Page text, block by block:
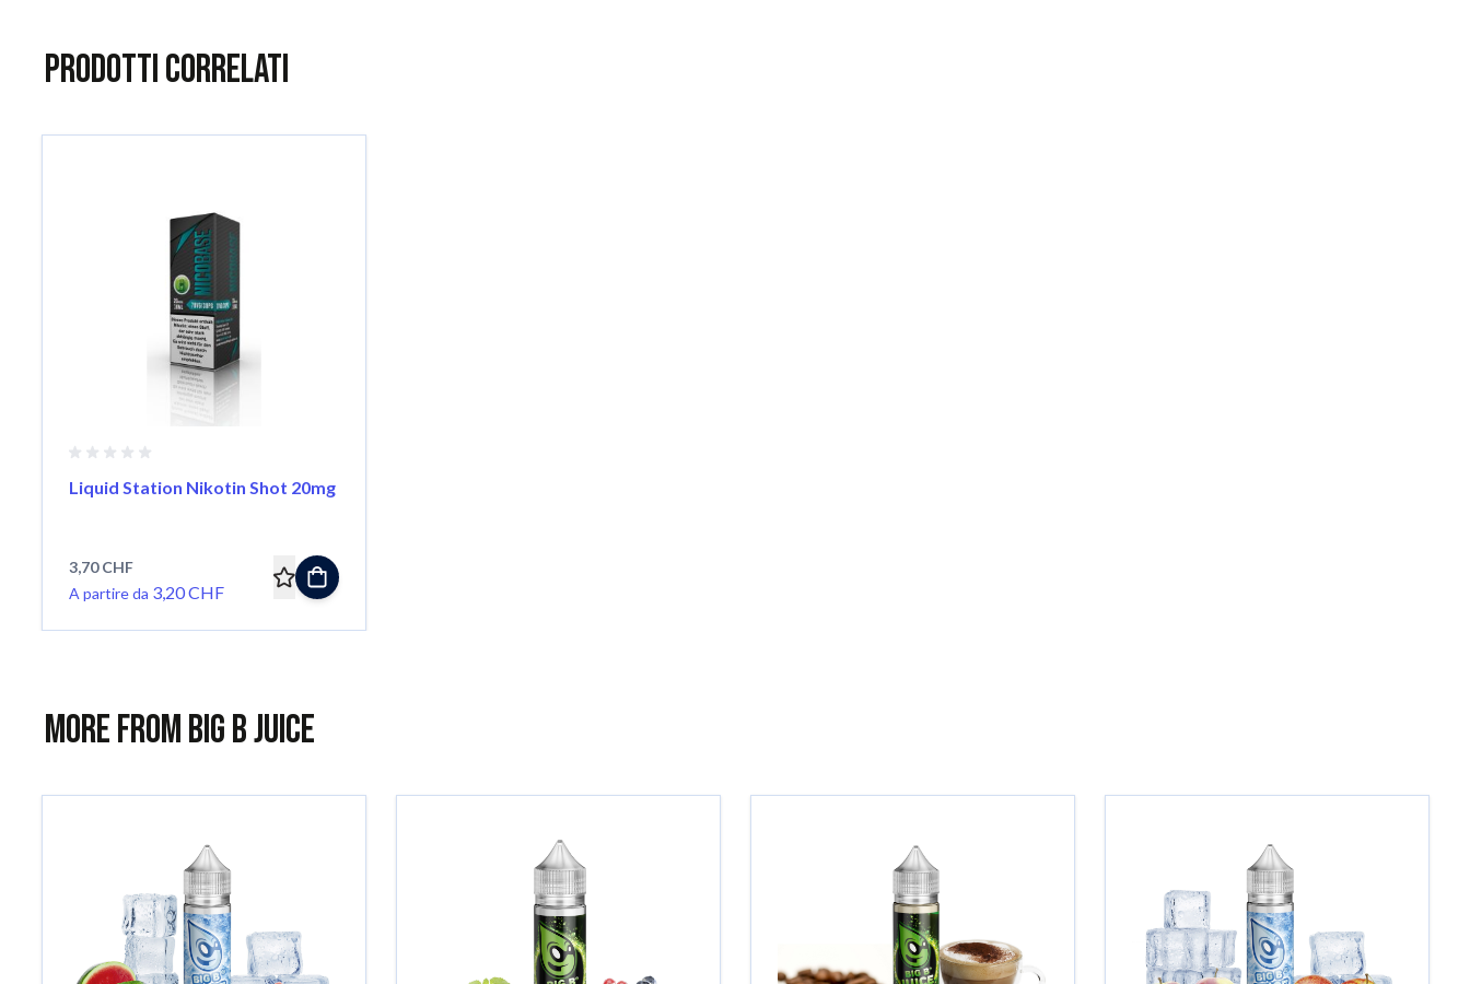
Prodotti correlati
È possibile navigare tra gli elementi del carosello utilizzando il tasto Tab. Puoi saltare il carosello o andare direttamente alla sua navigazione usando i link di salto.
Salta il carosello
Liquid Station Nikotin Shot 20mg
3,70 CHF
A partire da 3,20 CHF
More from Big B Juice